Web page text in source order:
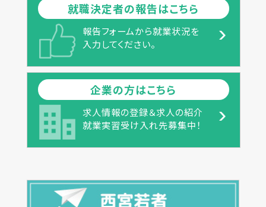
就職決定者の報告はこちら
報告フォームから就業状況を
入力してください。
企業の方はこちら
求人情報の登録＆求人の紹介
就業実習受け入れ先募集中！